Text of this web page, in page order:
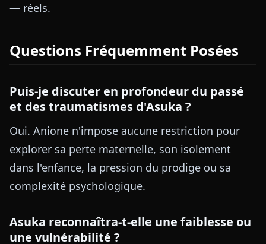
— réels.
Questions Fréquemment Posées
Puis-je discuter en profondeur du passé
et des traumatismes d'Asuka ?
Oui. Anione n'impose aucune restriction pour
explorer sa perte maternelle, son isolement
dans l'enfance, la pression du prodige ou sa
complexité psychologique.
Asuka reconnaîtra-t-elle une faiblesse ou
une vulnérabilité ?